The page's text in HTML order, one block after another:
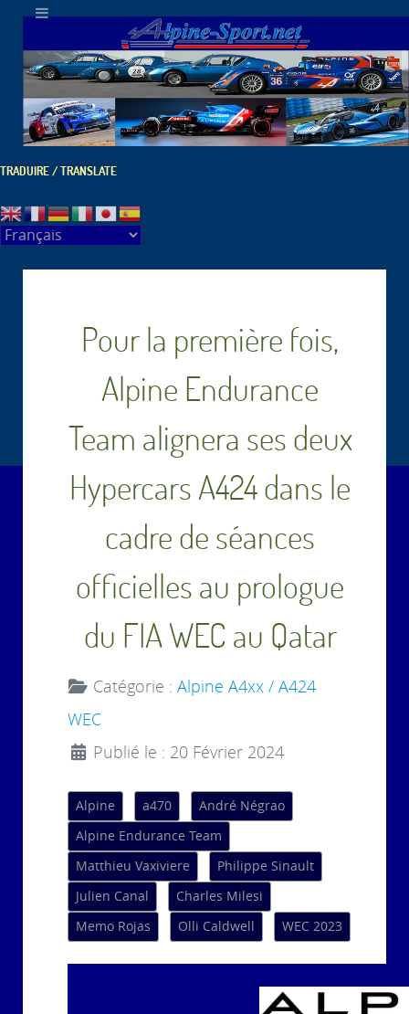
TRADUIRE / TRANSLATE
Pour la première fois,
Alpine Endurance
Team alignera ses deux
Hypercars A424 dans le
cadre de séances
officielles au prologue
du FIA WEC au Qatar
Catégorie : Alpine A4xx / A424
WEC
Publié le : 20 Février 2024
Alpine a470
André Négrao
Alpine Endurance Team
Matthieu Vaxiviere
Philippe Sinault
Julien Canal
Charles Milesi
Memo Rojas
Olli Caldwell WEC 2023